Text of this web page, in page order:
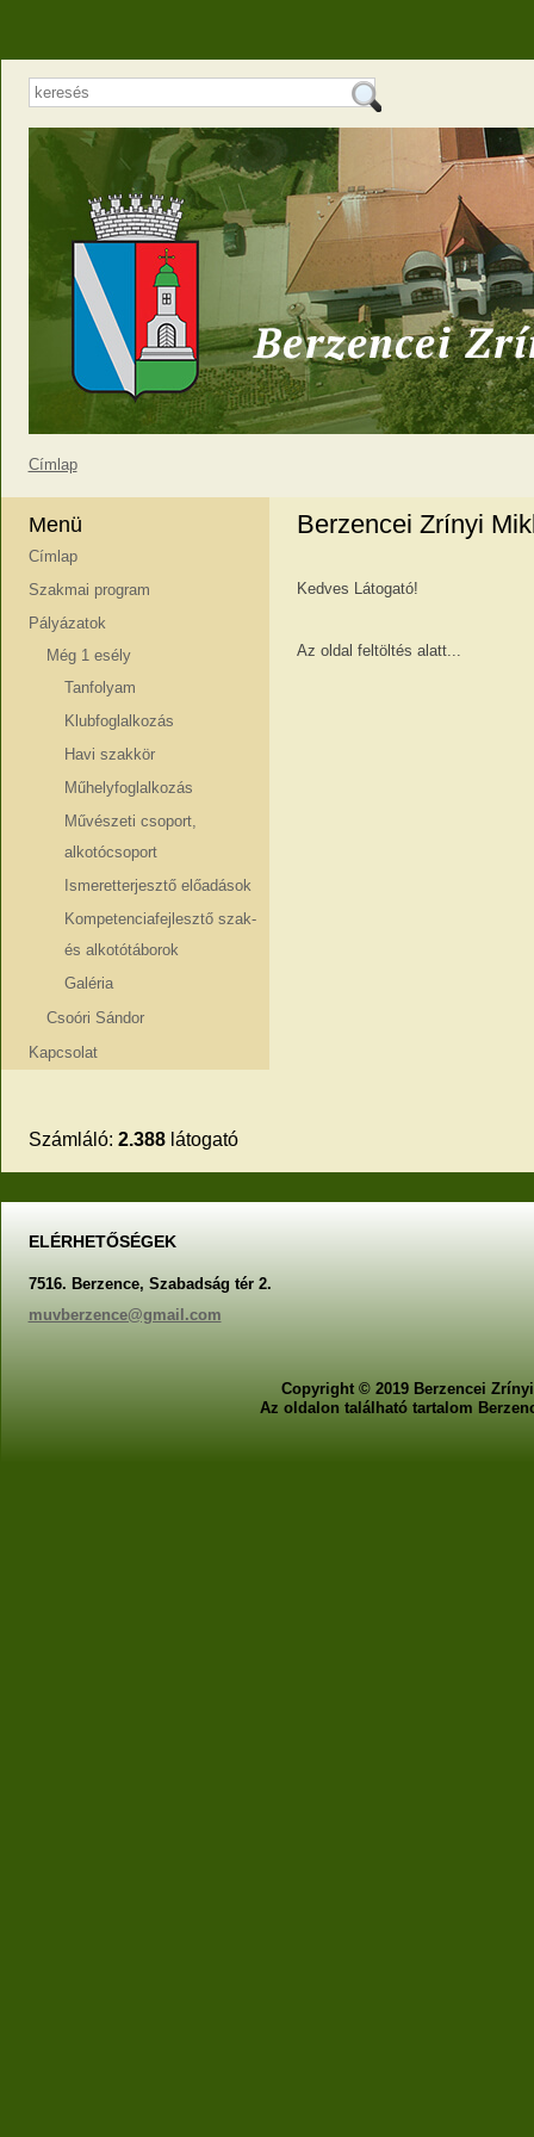
Címlap
Menü
Címlap
Szakmai program
Pályázatok
Még 1 esély
Tanfolyam
Klubfoglalkozás
Havi szakkör
Műhelyfoglalkozás
Művészeti csoport,
alkotócsoport
Ismeretterjesztő előadások
Kompetenciafejlesztő szak-
és alkotótáborok
Galéria
Csoóri Sándor
Kapcsolat
Berzencei Zrínyi
Kedves Látogató!
Az oldal feltöltés alatt...
Számláló: 2.388látogató
ELÉRHETŐSÉGEK
7516. Berzence, Szabadság tér 2.
muvberzence@gmail.com
Copyright © 2019 Berzencei
Az oldalon található tartalom